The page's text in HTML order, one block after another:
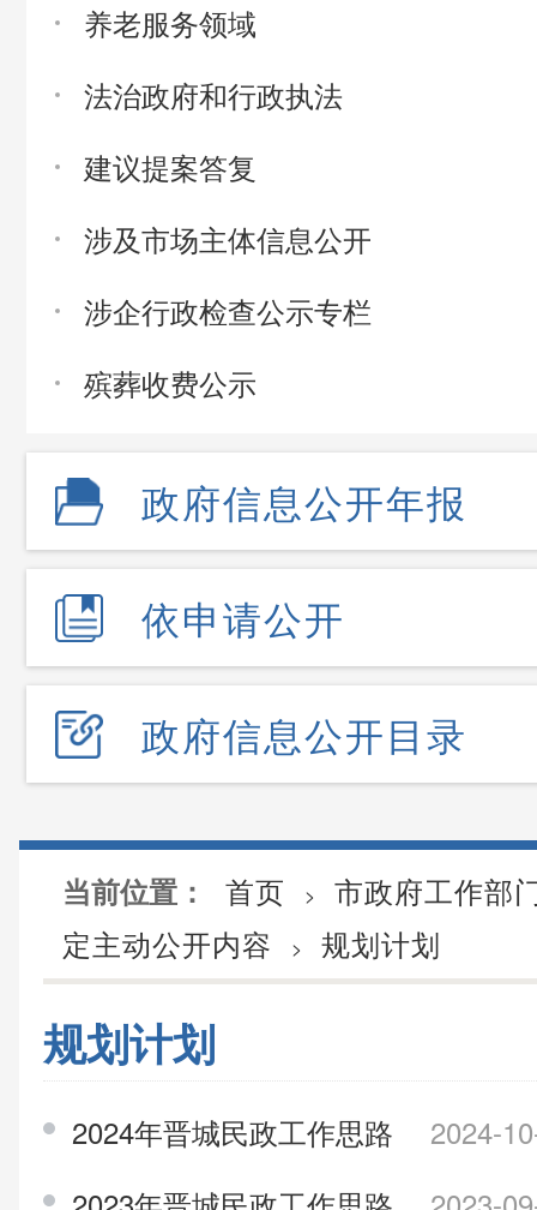
养老服务领域
法治政府和行政执法
建议提案答复
涉及市场主体信息公开
涉企行政检查公示专栏
殡葬收费公示
政府信息公开年报
依申请公开
政府信息公开目录
当前位置： 首页 >
市政府工作部
定主动公开内容
> 规划计划
规划计划
2024年晋城民政工作思路
2024-